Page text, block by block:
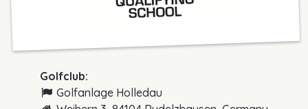
Golfclub:
Golfanlage Holledau